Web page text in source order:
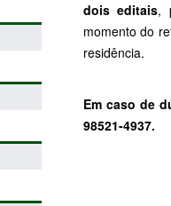
dois editais,
momento do
residência.
Em caso de
98521-4937.